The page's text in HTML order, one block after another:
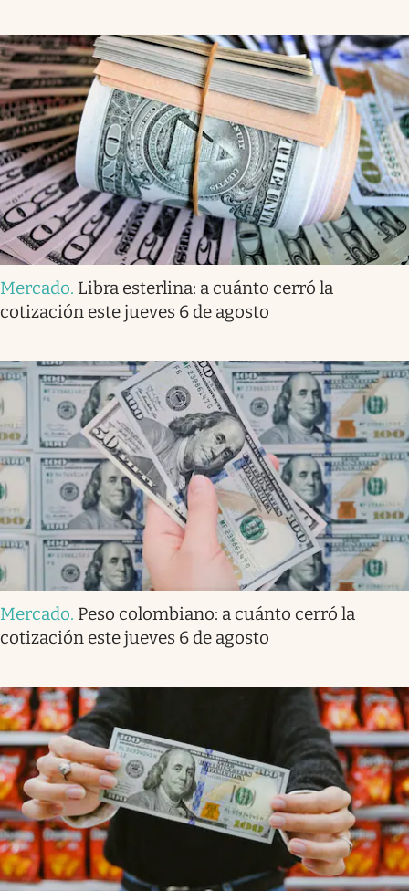
Mercado. Libra esterlina: a cuánto cerró la
cotización este jueves 6 de agosto
Mercado. Peso colombiano: a cuánto cerró la
cotización este jueves 6 de agosto